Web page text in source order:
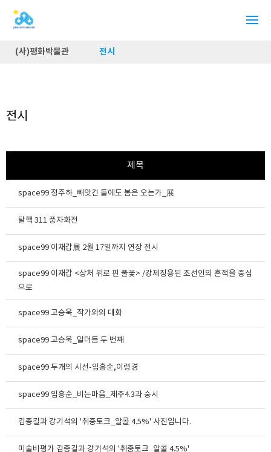
(사)평화박물관 전시
전시
제목
space99 정주하_빼앗긴 들에도 봄은 오는가_展
탈핵 311 풍자화전
space99 이재갑展 2월 17일까지 연장 전시
space99 이재갑 <상처 위로 핀 풀꽃> /강제징용된 조선인의 흔적을 중심
으로
space99 고승욱_작가와의 대화
space99 고승욱_말더듬 두 번째
space99 두개의 시선-임흥순,이령경
space99 임흥순_비는마음_제주4.3과 숭시
김종길과 강기석의 '취중토크_알콜 4.5%' 사진입니다.
미술비평가 김종길과 강기석의 '취중토크_알콜 4.5%'